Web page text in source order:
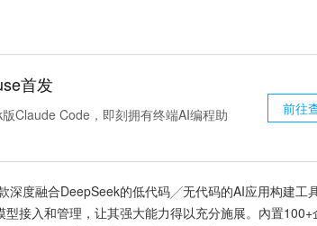
首发
Claude Code，即刻拥有终端AI编程助
前往
深度融合DeepSeek的低代码╱无代码的AI应用构建工
接入和管理，让其强大能力得以充分施展。內置100+